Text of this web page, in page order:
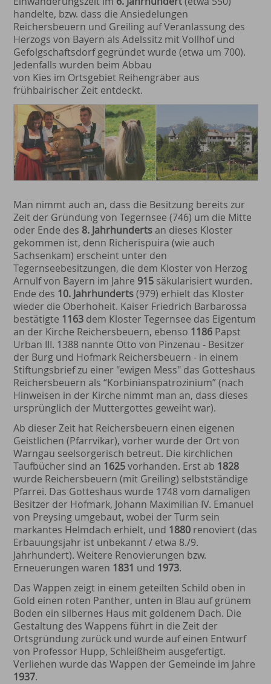
handelte, bzw. dass die An­siedelungen
Reichersbeuern und Greiling auf Veranlassung des
Herzogs von Bayern als Adelssitz mit Vollhof und
Gefolgschaftsdorf gegründet wurde (etwa um 700).
Jedenfalls wurden beim Abbau
von Kies im Ortsgebiet Reihengräber aus
frühbairischer Zeit entdeckt.
Man nimmt auch an, dass die Besitzung bereits zur
Zeit der Gründung von Tegernsee (746) um die Mitte
oder Ende des 8. Jahrhundertsan dieses Kloster
gekommen ist, denn Richerispuira (wie auch
Sachsenkam) erscheint unter den
Tegernseebesitzungen, die dem Kloster von Herzog
Arnulf von Bayern im Jahre 915 säkularisiert wurden.
Ende des 10. Jahrhunderts(979) erhielt das Kloster
wieder die Oberhoheit. Kaiser Friedrich Barbarossa
bestätigte 1163 dem Kloster Tegernsee das Eigentum
an der Kirche Reichersbeuern, ebenso 1186 Papst
Urban III. 1388 nannte Otto von Pinzenau - Besitzer
der Burg und Hofmark Reichersbeuern - in einem
Stiftungsbrief zu einer "ewigen Mess" das Gotteshaus
Reichersbeuern als “Korbinians­patrozinium” (nach
Hinweisen in der Kirche nimmt man an, dass dieses
ursprünglich der Muttergottes geweiht war).
Ab dieser Zeit hat Reichersbeuern einen eigenen
Geistlichen (Pfarrvikar), vorher wurde der Ort von
Warngau seelsorgerisch betreut. Die kirchlichen
Taufbücher sind an 1625vorhanden. Erst ab 1828
wurde Reichersbeuern (mit Greiling) selbstständige
Pfarrei. Das Gotteshaus wurde 1748 vom damaligen
Besitzer der Hofmark, Johann Maximilian IV. Emanuel
von Preysing umgebaut, wobei der Turm sein
markantes Helmdach erhielt, und 1880 renoviert (das
Erbauungs­jahr ist unbekannt / etwa 8./9.
Jahrhundert). Weitere Renovierungen bzw.
Erneuerungen waren 1831 und 1973.
Das Wappen zeigt in einem geteilten Schild oben in
Gold einen roten Panther, unten in Blau auf grünem
Boden ein silbernes Haus mit goldenem Dach. Die
Gestaltung des Wappens führt in die Zeit der
Ortsgründung zurück und wurde auf einen Entwurf
von Professor Hupp, Schleißheim ausgefertigt.
Verliehen wurde das Wappen der Gemeinde im Jahre
1937.